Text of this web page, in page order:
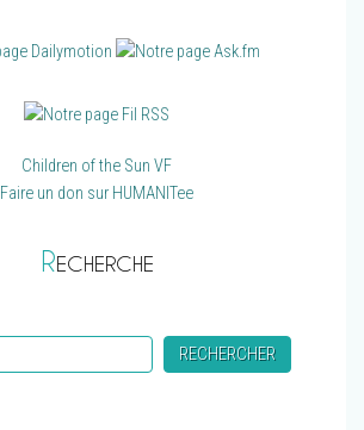
Children of the Sun VF
Faire un don sur HUMANITee
RECHERCHE
RECHERCHER